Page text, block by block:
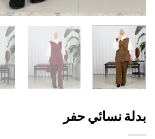
نسائي حفر